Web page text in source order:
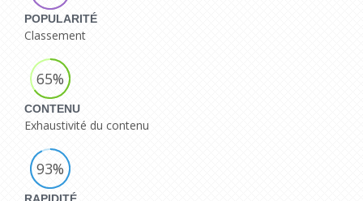
POPULARITÉ
Classement
65%
CONTENU
Exhaustivité du contenu
93%
RAPIDITÉ